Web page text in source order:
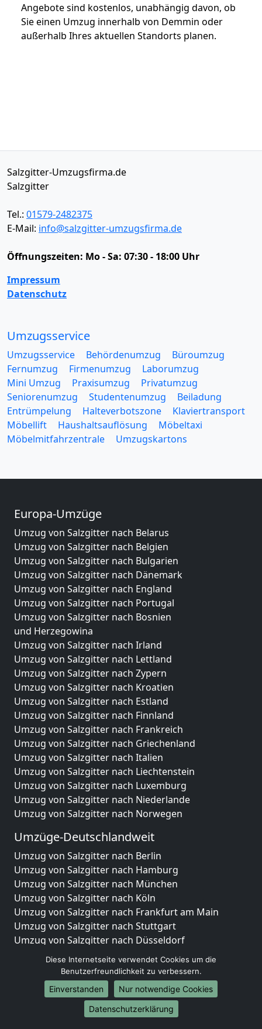
Angebote sind kostenlos, unabhängig davon, ob
Sie einen Umzug innerhalb von Demmin oder
außerhalb Ihres aktuellen Standorts planen.
Salzgitter-Umzugsfirma.de
Salzgitter
Tel.: 01579-2482375
E-Mail: info@salzgitter-umzugsfirma.de
Öffnungszeiten: Mo - Sa: 07:30 - 18:00 Uhr
Impressum
Datenschutz
Umzugsservice
Umzugsservice Behördenumzug
Büroumzug
Fernumzug
Firmenumzug
Laborumzug
Mini Umzug
Praxisumzug
Privatumzug
Seniorenumzug
Studentenumzug
Beiladung
Entrümpelung
Halteverbotszone
Klaviertransport
Möbellift
Haushaltsauflösung
Möbeltaxi
Möbelmitfahrzentrale
Umzugskartons
Europa-Umzüge
Umzug von Salzgitter nach Belarus
Umzug von Salzgitter nach Belgien
Umzug von Salzgitter nach Bulgarien
Umzug von Salzgitter nach Dänemark
Umzug von Salzgitter nach England
Umzug von Salzgitter nach Portugal
Umzug von Salzgitter nach Bosnien
und Herzegowina
Umzug von Salzgitter nach Irland
Umzug von Salzgitter nach Lettland
Umzug von Salzgitter nach Zypern
Umzug von Salzgitter nach Kroatien
Umzug von Salzgitter nach Estland
Umzug von Salzgitter nach Finnland
Umzug von Salzgitter nach Frankreich
Umzug von Salzgitter nach Griechenland
Umzug von Salzgitter nach Italien
Umzug von Salzgitter nach Liechtenstein
Umzug von Salzgitter nach Luxemburg
Umzug von Salzgitter nach Niederlande
Umzug von Salzgitter nach Norwegen
Umzüge-Deutschlandweit
Umzug von Salzgitter nach Berlin
Umzug von Salzgitter nach Hamburg
Umzug von Salzgitter nach München
Umzug von Salzgitter nach Köln
Umzug von Salzgitter nach Frankfurt am Main
Umzug von Salzgitter nach Stuttgart
Umzug von Salzgitter nach Düsseldorf
Umzug von Salzgitter nach Leipzig
Umzug von Salzgitter nach Dortmund
Umzug von Salzgitter nach Essen
Umzug von Salzgitter nach Bremen
Umzug von Salzgitter nach Dresden
Diese Internetseite verwendet Cookies um die
Benutzerfreundlichkeit zu verbessern.
Einverstanden
Nur notwendige Cookies
Datenschutzerklärung